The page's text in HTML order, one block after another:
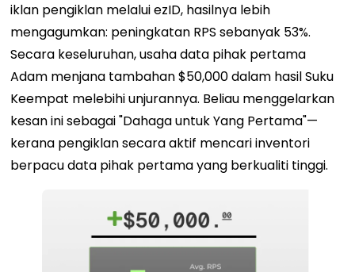
iklan pengiklan melalui ezID, hasilnya lebih
mengagumkan: peningkatan RPS sebanyak 53%.
Secara keseluruhan, usaha data pihak pertama
Adam menjana tambahan $50,000 dalam hasil Suku
Keempat melebihi unjurannya. Beliau menggelarkan
kesan ini sebagai "Dahaga untuk Yang Pertama"—
kerana pengiklan secara aktif mencari inventori
berpacu data pihak pertama yang berkualiti tinggi.